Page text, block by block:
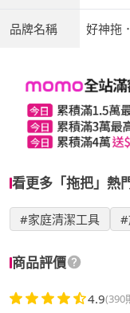
品牌名稱 好神拖 ．
看更多「拖把」熱
#家庭清潔工具 #
商品評價
4.9(390